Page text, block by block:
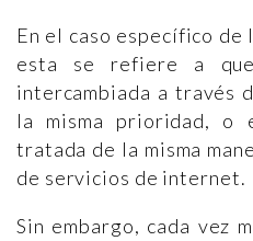
En el caso específico
esta se refiere a
intercambiada a través
la misma prioridad, o
tratada de la misma
de servicios de internet.
Sin embargo, cada vez